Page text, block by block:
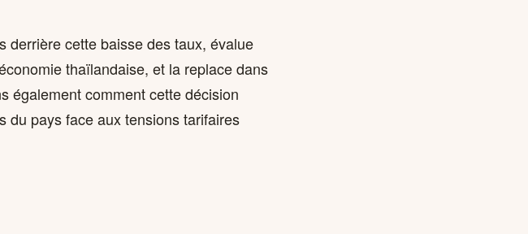
derrière cette baisse des taux, évalue
thaïlandaise, et la replace dans
également comment cette décision
du pays face aux tensions tarifaires